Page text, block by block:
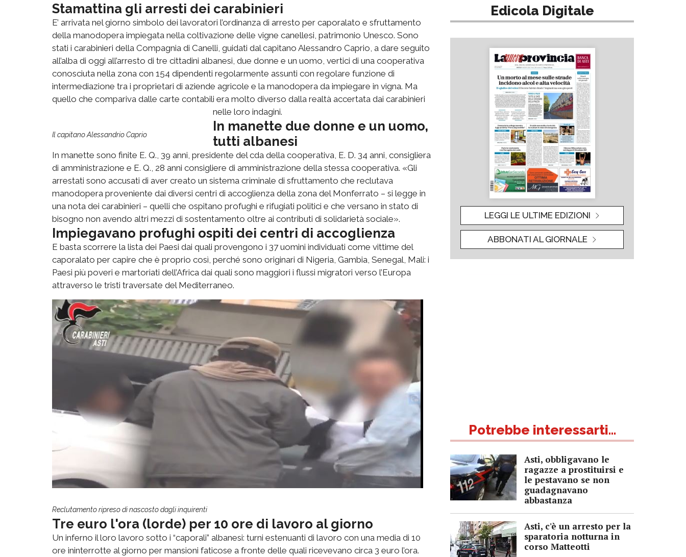
Stamattina gli arresti dei carabinieri
E’ arrivata nel giorno simbolo dei lavoratori l’ordinanza di arresto per caporalato e sfruttamento
della manodopera impiegata nella coltivazione delle vigne canellesi, patrimonio Unesco. Sono
stati i carabinieri della Compagnia di Canelli, guidati dal capitano Alessandro Caprio, a dare seguito
all’alba di oggi all’arresto di tre cittadini albanesi, due donne e un uomo, vertici di una cooperativa
conosciuta nella zona con 154 dipendenti regolarmente assunti con regolare funzione di
intermediazione tra i proprietari di aziende agricole e la manodopera da impiegare in vigna. Ma
quello che compariva dalle carte contabili era molto diverso dalla realtà accertata dai carabinieri
nelle loro indagini.
Il capitano Alessandrio Caprio
In manette due donne e un uomo,
tutti albanesi
In manette sono finite E. Q., 39 anni, presidente del cda della cooperativa, E. D. 34 anni, consigliera
di amministrazione e E. Q., 28 anni consigliere di amministrazione della stessa cooperativa. «Gli
arrestati sono accusati di aver creato un sistema criminale di sfruttamento che reclutava
manodopera proveniente dai diversi centri di accoglienza della zona del Monferrato – si legge in
una nota dei carabinieri – quelli che ospitano profughi e rifugiati politici e che versano in stato di
bisogno non avendo altri mezzi di sostentamento oltre ai contributi di solidarietà sociale».
Impiegavano profughi ospiti dei centri di accoglienza
E basta scorrere la lista dei Paesi dai quali provengono i 37 uomini individuati come vittime del
caporalato per capire che è proprio così, perché sono originari di Nigeria, Gambia, Senegal, Mali: i
Paesi più poveri e martoriati dell’Africa dai quali sono maggiori i flussi migratori verso l’Europa
attraverso le tristi traversate del Mediterraneo.
Reclutamento ripreso di nascosto dagli inquirenti
Tre euro l'ora (lorde) per 10 ore di lavoro al giorno
Un inferno il loro lavoro sotto i “caporali” albanesi: turni estenuanti di lavoro con una media di 10
ore ininterrotte al giorno per mansioni faticose a fronte delle quali ricevevano circa 3 euro l’ora.
Edicola Digitale
LEGGI LE ULTIME EDIZIONI
ABBONATI AL GIORNALE
Potrebbe interessarti...
Asti, obbligavano le
ragazze a prostituirsi e
le pestavano se non
guadagnavano
abbastanza
Asti, c'è un arresto per la
sparatoria notturna in
corso Matteotti